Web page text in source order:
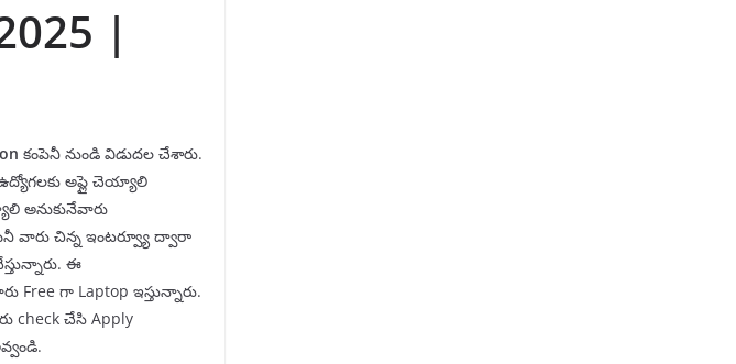
|
కంపెనీ నుండి విడుదల చేశారు.
అప్లై చెయ్యాలి
అనుకునేవారు
వారు చిన్న ఇంటర్వ్యూ ద్వారా
ఈ
Free గా Laptop ఇస్తున్నారు.
check చేసి Apply